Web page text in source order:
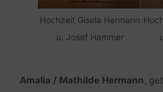
Hochzeit Gisela Hermann
u. Josef Hammer
Amalia / Mathilde Hermann,